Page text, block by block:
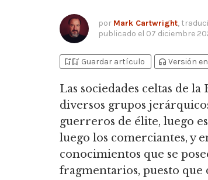
por Mark Cartwright,
publicado el 07 diciembre
bookmark_addbookmark_added Guardar artículo headphones Versión
Las sociedades celtas de
diversos grupos
guerreros de élite, luego
luego los comerciantes, y
conocimientos que se
fragmentarios, puesto que